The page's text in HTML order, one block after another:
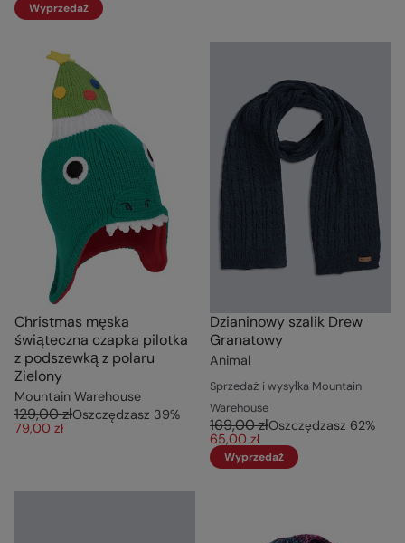
Wyprzedaż
Christmas męska
świąteczna czapka pilotka
z podszewką z polaru
Zielony
Mountain Warehouse
129,00 złOszczędzasz 39%
79,00 zł
Dzianinowy szalik Drew
Granatowy
Animal
Sprzedaż i wysyłka Mountain
Warehouse
169,00 złOszczędzasz 62%
65,00 zł
Wyprzedaż